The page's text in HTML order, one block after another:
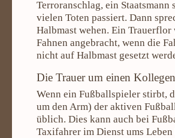
Terroranschlag, ein
vielen Toten passiert. Dann
Halbmast wehen. Ein
Fahnen angebracht, wenn die
nicht auf Halbmast gesetzt
Die Trauer um einen Kollegen
Wenn ein Fußballspieler stirbt,
um den Arm) der aktiven
üblich. Dies kann auch bei
Taxifahrer im Dienst ums